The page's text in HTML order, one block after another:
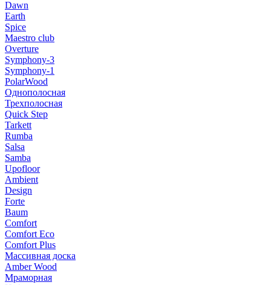
Dawn
Earth
Spice
Maestro club
Overture
Symphony-3
Symphony-1
PolarWood
Однополосная
Трехполосная
Quick Step
Tarkett
Rumba
Salsa
Samba
Upofloor
Ambient
Design
Forte
Baum
Comfort
Comfort Eco
Comfort Plus
Массивная доска
Amber Wood
Мраморная